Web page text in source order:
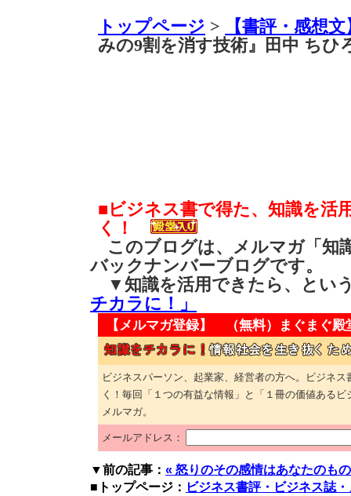
トップページ >
【書評・感想
みの9割を消す技術』田中 ちひ
■ビジネス書で得た、知識を活
く！
このブログは、メルマガ「知
バックナンバーブログです。
▼知識を活用できたら、と
チカラに！」
【メルマガ登録】 （無料） まぐまぐ殿
ビジネスパーソン、起業家、経営者の方へ。ビジネ
く！毎回「１つの有益な情報」と「１冊の価値ある
メルマガ。
メールアドレス：
▼前の記事： « 怒りのその感情はあなたのもの
■トップページ： ビジネス書評・ビジネス誌